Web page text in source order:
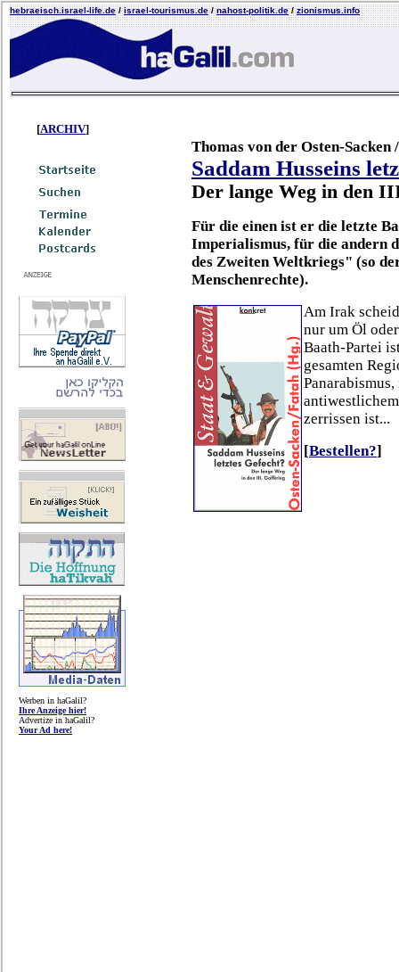
hebraeisch.israel-life.de/israel-tourismus.de/nahost-politik.de/zionismus.info
[ARCHIV]
Werben in haGalil?
Ihre Anzeige hier!
Advertize in haGalil?
Your Ad here!
Thomas von der Osten-
Saddam Husseins
Der lange Weg in den
Für die einen ist er die letzte
Imperialismus, für die andern
des Zweiten Weltkriegs" (so
Menschenrechte).
Am Irak
nur um Öl
Baath-Partei
gesamten
zerrissen ist...
[Bestellen?]